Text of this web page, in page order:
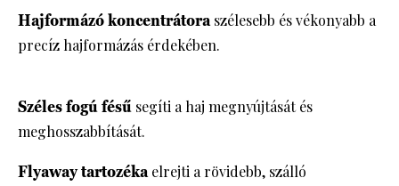
Hajformázó koncentrátoraszélesebb és vékonyabb a
precíz hajformázás érdekében.
Széles fogú fésű segíti a haj megnyújtását és
meghosszabbítását.
Flyaway tartozékaelrejti a rövidebb, szálló